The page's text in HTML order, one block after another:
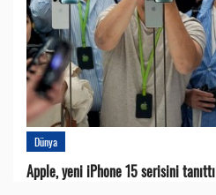
Dünya
Apple, yeni iPhone 15 serisini tanıttı